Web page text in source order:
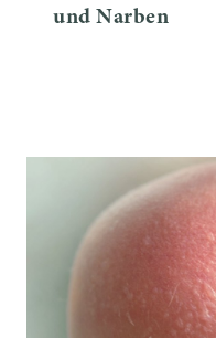
und Narben